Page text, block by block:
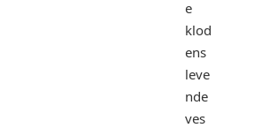
e
klod
ens
leve
nde
ves